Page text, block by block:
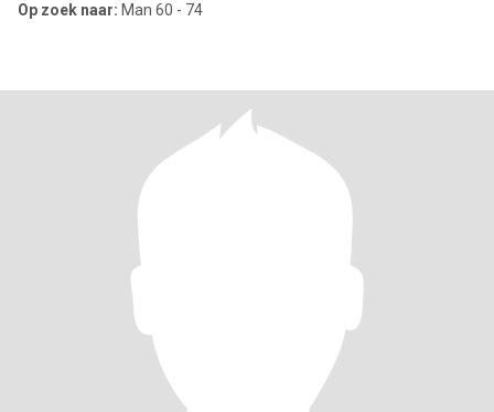
Op zoek naar: Man 60 - 74